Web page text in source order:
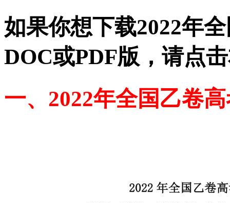
如果你想下载2022年
DOC或PDF版，请点
一、2022年全国乙卷